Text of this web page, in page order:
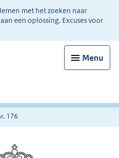
met het zoeken naar
een oplossing. Excuses voor
Menu
176